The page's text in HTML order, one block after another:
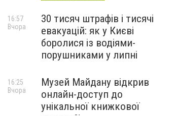
30 тисяч штрафів і тисячі
евакуацій: як у Києві
боролися із водіями-
порушниками у липні
16:57
Вчора
Музей Майдану відкрив
онлайн-доступ до
унікальної книжкової
16:25
Вчора